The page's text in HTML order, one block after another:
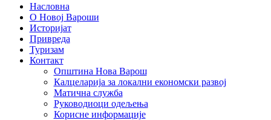
Насловна
О Новој Вароши
Историјат
Привреда
Туризам
Контакт
Општина Нова Варош
Калцеларија за локални економски развој
Матична служба
Руководиоци одељења
Корисне информације